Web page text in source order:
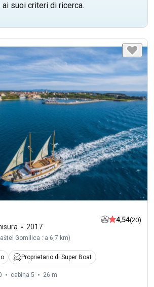
suoi criteri di ricerca.
2017
Gomilica : a 6,7 km)
4,54(20)
Proprietario di Super Boat
cabina 5 26 m